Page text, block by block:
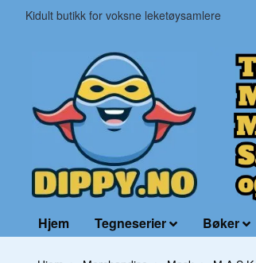
Kidult butikk for voksne leketøysamlere
Hjem Tegneserier Bøker